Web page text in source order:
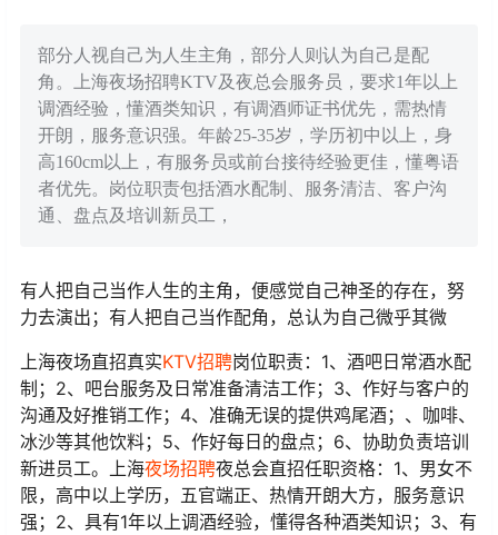
部分人视自己为人生主角，部分人则认为自己是配
角。上海夜场招聘KTV及夜总会服务员，要求1年以上
调酒经验，懂酒类知识，有调酒师证书优先，需热情
开朗，服务意识强。年龄25-35岁，学历初中以上，身
高160cm以上，有服务员或前台接待经验更佳，懂粤语
者优先。岗位职责包括酒水配制、服务清洁、客户沟
通、盘点及培训新员工，
有人把自己当作人生的主角，便感觉自己神圣的存在，努
力去演出；有人把自己当作配角，总认为自己微乎其微
上海夜场直招真实KTV招聘岗位职责：1、酒吧日常酒水配
制；2、吧台服务及日常准备清洁工作；3、作好与客户的
沟通及好推销工作；4、准确无误的提供鸡尾酒；、咖啡、
冰沙等其他饮料；5、作好每日的盘点；6、协助负责培训
新进员工。上海夜场招聘夜总会直招任职资格：1、男女不
限，高中以上学历，五官端正、热情开朗大方，服务意识
强；2、具有1年以上调酒经验，懂得各种酒类知识；3、有